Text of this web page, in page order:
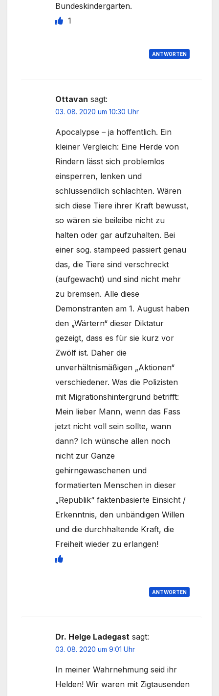
Bundeskindergarten.
1
ANTWORTEN
Ottavan sagt:
03. 08. 2020 um 10:30 Uhr
Apocalypse – ja hoffentlich. Ein
kleiner Vergleich: Eine Herde von
Rindern lässt sich problemlos
einsperren, lenken und
schlussendlich schlachten. Wären
sich diese Tiere ihrer Kraft bewusst,
so wären sie beileibe nicht zu
halten oder gar aufzuhalten. Bei
einer sog. stampeed passiert genau
das, die Tiere sind verschreckt
(aufgewacht) und sind nicht mehr
zu bremsen. Alle diese
Demonstranten am 1. August haben
den „Wärtern“ dieser Diktatur
gezeigt, dass es für sie kurz vor
Zwölf ist. Daher die
unverhältnismäßigen „Aktionen“
verschiedener. Was die Polizisten
mit Migrationshintergrund betrifft:
Mein lieber Mann, wenn das Fass
jetzt nicht voll sein sollte, wann
dann? Ich wünsche allen noch
nicht zur Gänze
gehirngewaschenen und
formatierten Menschen in dieser
„Republik“ faktenbasierte Einsicht /
Erkenntnis, den unbändigen Willen
und die durchhaltende Kraft, die
Freiheit wieder zu erlangen!
ANTWORTEN
Dr. Helge Ladegast sagt:
03. 08. 2020 um 9:01 Uhr
In meiner Wahrnehmung seid ihr
Helden! Wir waren mit Zigtausenden